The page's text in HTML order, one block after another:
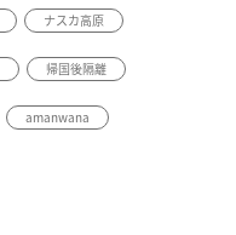
ナスカ高原
帰国後隔離
amanwana